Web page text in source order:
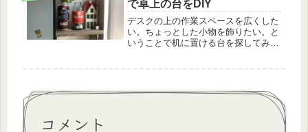
と...
で卓上の台をDIY
デスクの上の作業スペースを広くした
い。ちょっとした小物を飾りたい。と
いうことで机に置ける台を探してみた
コメント